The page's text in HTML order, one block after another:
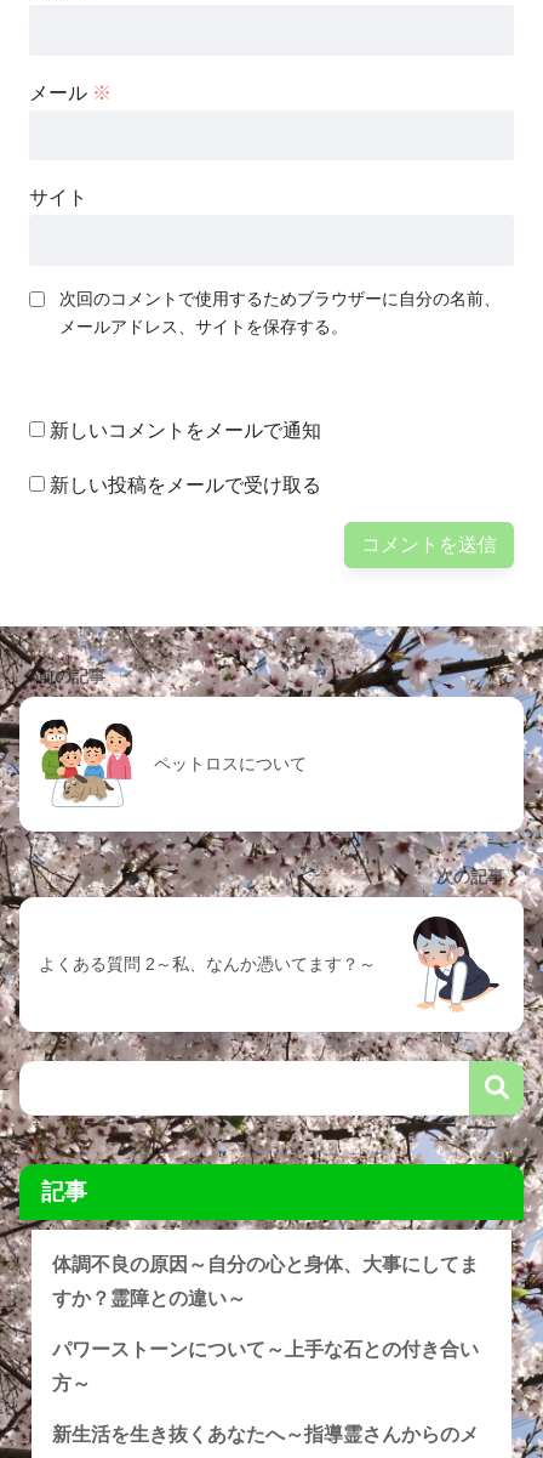
メール ※
サイト
次回のコメントで使用するためブラウザーに自分の名前、
メールアドレス、サイトを保存する。
新しいコメントをメールで通知
新しい投稿をメールで受け取る
前の記事
ペットロスについて
次の記事
よくある質問 2～私、なんか憑いてます？～
記事
体調不良の原因～自分の心と身体、大事にしてま
すか？霊障との違い～
パワーストーンについて～上手な石との付き合い
方～
新生活を生き抜くあなたへ～指導霊さんからのメ